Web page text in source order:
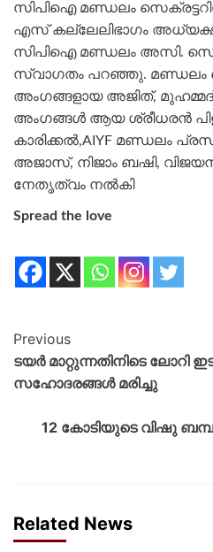
സിപിഐ മണ്ഡലം
എസ് കല്ലേലിഭാഗം
സിപിഐ മണ്ഡലം അസി.
സ്വാഗതം പറഞ്ഞു. മണ്ഡലം
അംഗങ്ങളായ അജിത്, മുഹമ്മദ്
അംഗങ്ങൾ ആയ ശ്രീധരൻ
കാരിക്കൽ,AIYF മണ്ഡലം
അജാസ്, നിജാം ബഷി,
നേതൃത്വം നൽകി
Spread the love
Previous
ടയര്‍ മാറ്റുന്നതിനിടെ ലോറി
സഹോദരങ്ങള്‍ മരിച്ചു
12 കോടിയുടെ വിഷു
Related News